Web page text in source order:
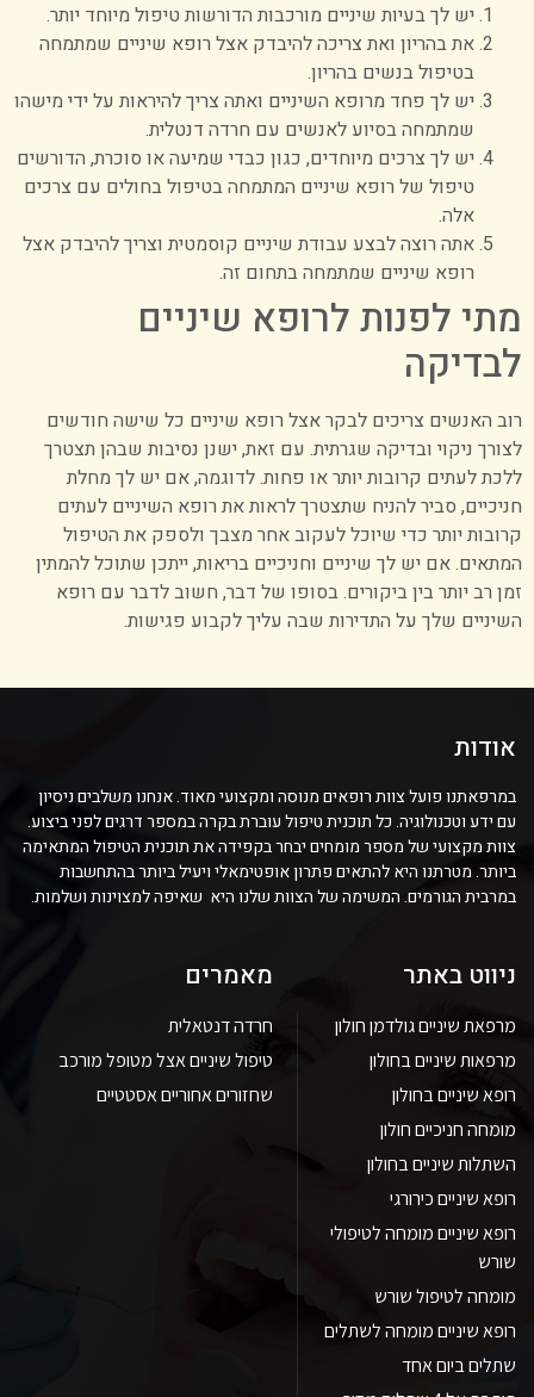
יש לך בעיות שיניים מורכבות הדורשות טיפול מיוחד יותר.
את בהריון ואת צריכה להיבדק אצל רופא שיניים שמתמחה
בטיפול בנשים בהריון.
יש לך פחד מרופא השיניים ואתה צריך להיראות על ידי מישהו
שמתמחה בסיוע לאנשים עם חרדה דנטלית.
יש לך צרכים מיוחדים, כגון כבדי שמיעה או סוכרת, הדורשים
טיפול של רופא שיניים המתמחה בטיפול בחולים עם צרכים
אלה.
אתה רוצה לבצע עבודת שיניים קוסמטית וצריך להיבדק אצל
רופא שיניים שמתמחה בתחום זה.
מתי לפנות לרופא שיניים
לבדיקה
רוב האנשים צריכים לבקר אצל רופא שיניים כל שישה חודשים
לצורך ניקוי ובדיקה שגרתית. עם זאת, ישנן נסיבות שבהן תצטרך
ללכת לעתים קרובות יותר או פחות. לדוגמה, אם יש לך מחלת
חניכיים, סביר להניח שתצטרך לראות את רופא השיניים לעתים
קרובות יותר כדי שיוכל לעקוב אחר מצבך ולספק את הטיפול
המתאים. אם יש לך שיניים וחניכיים בריאות, ייתכן שתוכל להמתין
זמן רב יותר בין ביקורים. בסופו של דבר, חשוב לדבר עם רופא
השיניים שלך על התדירות שבה עליך לקבוע פגישות.
אודות
במרפאתנו פועל צוות רופאים מנוסה ומקצועי מאוד. אנחנו משלבים ניסיון
עם ידע וטכנולוגיה. כל תוכנית טיפול עוברת בקרה במספר דרגים לפני ביצוע.
צוות מקצועי של מספר מומחים יבחר בקפידה את תוכנית הטיפול המתאימה
ביותר. מטרתנו היא להתאים פתרון אופטימאלי ויעיל ביותר בהתחשבות
במרבית הגורמים. המשימה של הצוות שלנו היא שאיפה למצוינות ושלמות.
ניווט באתר
מרפאת שיניים גולדמן חולון
מרפאות שיניים בחולון
רופא שיניים בחולון
מומחה חניכיים חולון
השתלות שיניים בחולון
רופא שיניים כירורגי
רופא שיניים מומחה לטיפולי
שורש
מומחה לטיפול שורש
רופא שיניים מומחה לשתלים
שתלים ביום אחד
מאמרים
חרדה דנטאלית
טיפול שיניים אצל מטופל מורכב
שחזורים אחוריים אסטטיים